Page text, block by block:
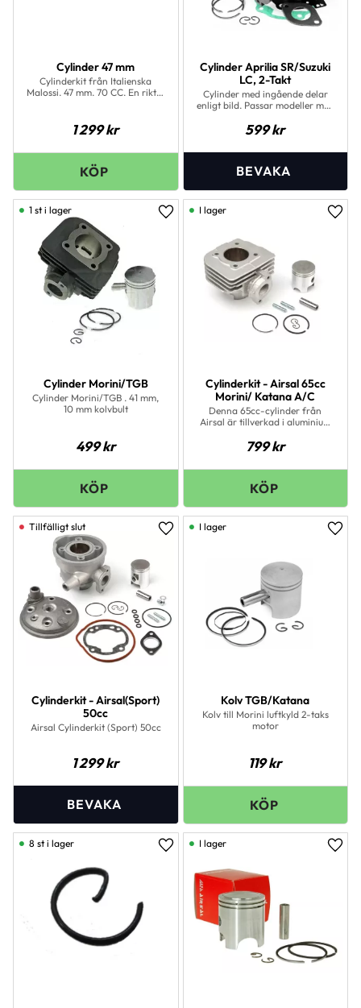
Cylinder 47 mm
Cylinderkit från Italienska
Malossi. 47 mm. 70 CC. En riktig
Tillverkad i gjutjärn. Komplett
med topplock, kolv, kolvrngar,
1 299kr
Cylinder Aprilia SR/Suzuki
LC, 2-Takt
Cylinder med ingående delar
enligt bild. Passar modeller med
599kr
Cylinder Morini/TGB
Cylinder Morini/TGB . 41 mm,
10 mm kolvbult
499kr
Lägg till i favoriter
1 st i lager
Cylinderkit - Airsal 65cc
Morini/ Katana A/C
Denna 65cc-cylinder från
Airsal är tillverkad i aluminium
köpa en i gjutjärn vilket gör det
väldigt prisvärt. Cylinderloppet
är nikasilbehandlat vilket ger
det en bra livslängd, och tack
vara att cylinderkitet är
kylingen avsevärt bättre än vad
en gjutjärnscylinder har.
799kr
I lager
Cylinderkit - Airsal(Sport)
50cc
Airsal Cylinderkit (Sport) 50cc
1 299kr
Lägg till i favoriter
Kolv TGB/Katana
Kolv till Morini luftkyld 2-taks
motor
119kr
I lager
Lägg till i favoriter
8 st i lager I lager